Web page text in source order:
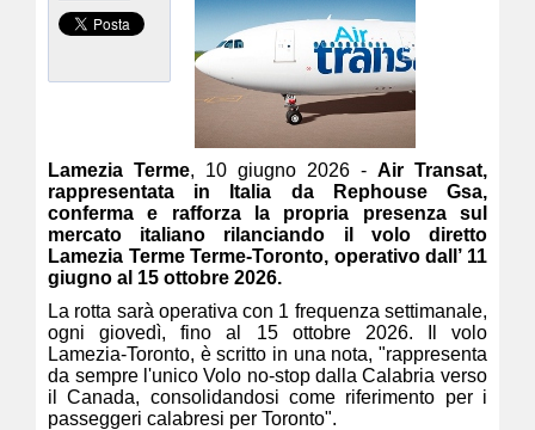
Lamezia Terme, 10 giugno 2026 - Air Transat,
rappresentata in Italia da Rephouse Gsa,
conferma e rafforza la propria presenza sul
mercato italiano rilanciando il volo diretto
Lamezia Terme Terme-Toronto, operativo dall’ 11
giugno al 15 ottobre 2026.
La rotta sarà operativa con 1 frequenza settimanale,
ogni giovedì, fino al 15 ottobre 2026. Il volo
Lamezia-Toronto, è scritto in una nota, "rappresenta
da sempre l'unico Volo no-stop dalla Calabria verso
il Canada, consolidandosi come riferimento per i
passeggeri calabresi per Toronto".